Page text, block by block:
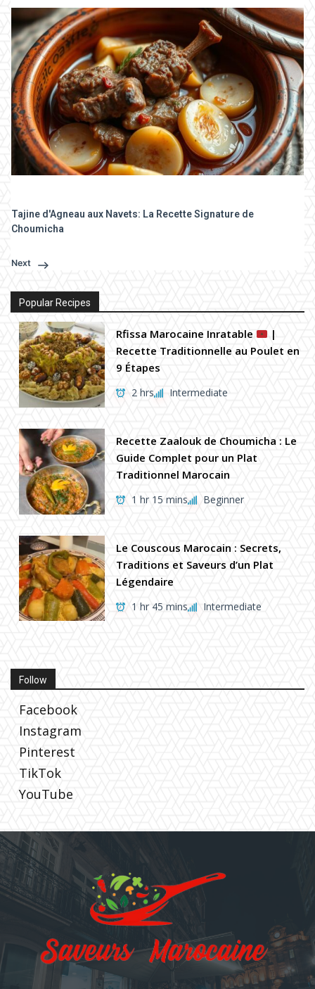
Tajine d'Agneau aux Navets: La Recette Signature de
Choumicha
Next
Popular Recipes
Rfissa Marocaine Inratable
|
Recette Traditionnelle au Poulet en
9 Étapes
2 hrs Intermediate
Recette Zaalouk de Choumicha : Le
Guide Complet pour un Plat
Traditionnel Marocain
1 hr 15 mins Beginner
Le Couscous Marocain : Secrets,
Traditions et Saveurs d’un Plat
Légendaire
1 hr 45 mins Intermediate
Follow
Facebook
Instagram
Pinterest
TikTok
YouTube